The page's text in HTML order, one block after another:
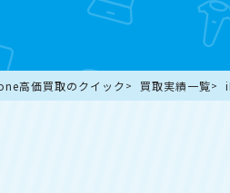
高価買取のクイック 買取実績一覧